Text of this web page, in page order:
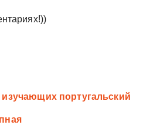
португальский